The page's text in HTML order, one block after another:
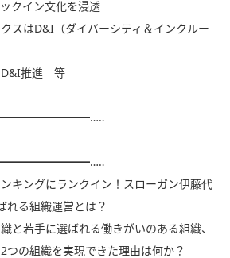
クイン文化を浸透
スはD&I（ダイバーシティ＆インクルー
D&I推進 等
キングにランクイン！スローガン伊藤代
れる組織運営とは？
と若手に選ばれる働きがいのある組織、
つの組織を実現できた理由は何か？